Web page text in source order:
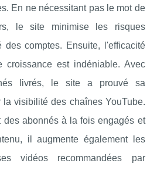
En ne nécessitant pas le mot de
le site minimise les risques
comptes. Ensuite, l'efficacité
croissance est indéniable. Avec
livrés, le site a prouvé sa
la visibilité des chaînes YouTube.
des abonnés à la fois engagés et
il augmente également les
vidéos recommandées par